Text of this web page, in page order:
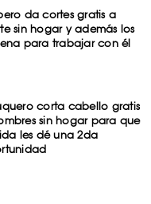
da cortes gratis a
sin hogar y además los
para trabajar con él
corta cabello gratis
sin hogar para que
les dé una 2da